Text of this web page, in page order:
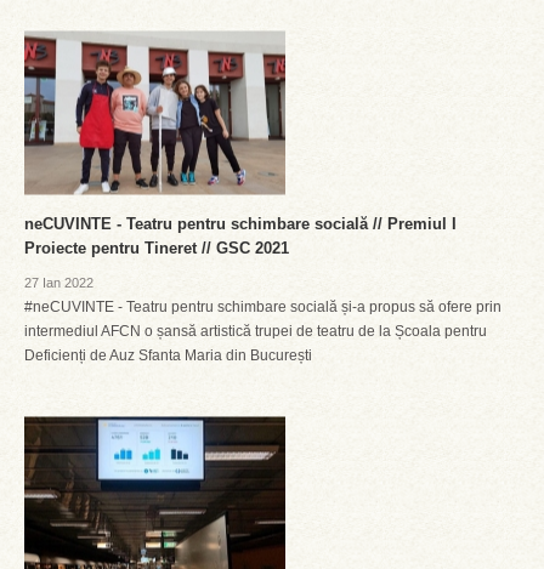
neCUVINTE - Teatru pentru schimbare socială // Premiul I
Proiecte pentru Tineret // GSC 2021
27 Ian 2022
#neCUVINTE - Teatru pentru schimbare socială și-a propus să ofere prin
intermediul AFCN o șansă artistică trupei de teatru de la Școala pentru
Deficienți de Auz Sfanta Maria din București